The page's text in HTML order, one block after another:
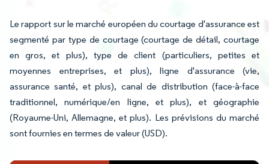
Le rapport sur le marché européen du courtage d'assurance est
segmenté par type de courtage (courtage de détail, courtage
en gros, et plus), type de client (particuliers, petites et
moyennes entreprises, et plus), ligne d'assurance (vie,
assurance santé, et plus), canal de distribution (face-à-face
traditionnel, numérique/en ligne, et plus), et géographie
(Royaume-Uni, Allemagne, et plus). Les prévisions du marché
sont fournies en termes de valeur (USD).